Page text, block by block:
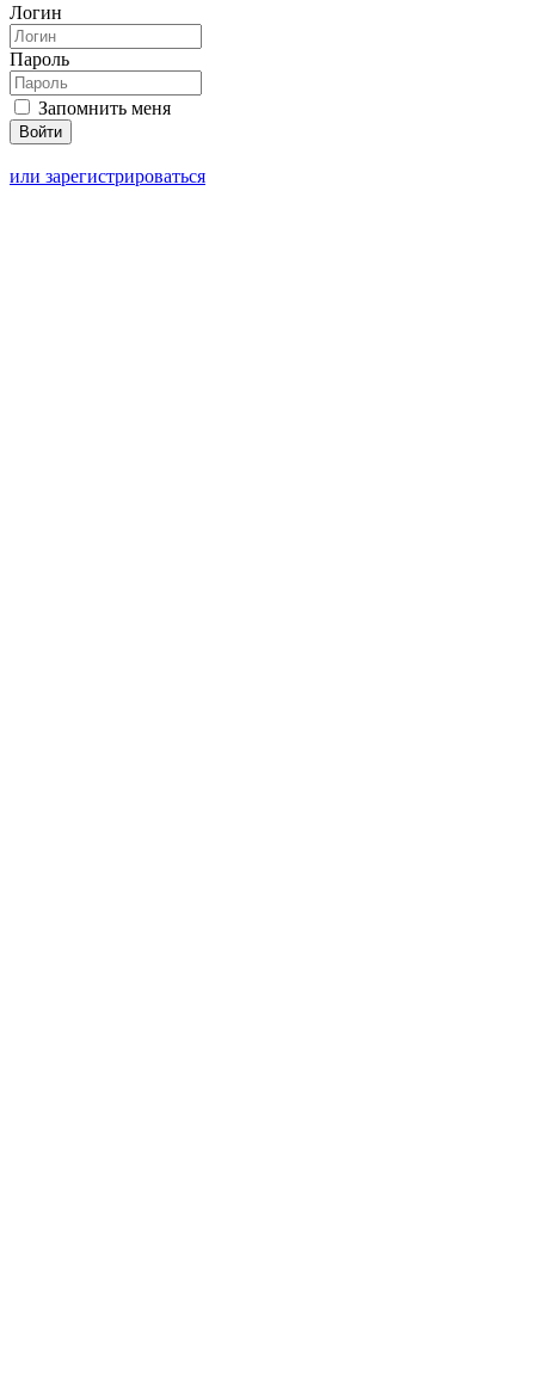
Логин
Пароль
Запомнить меня
или зарегистрироваться